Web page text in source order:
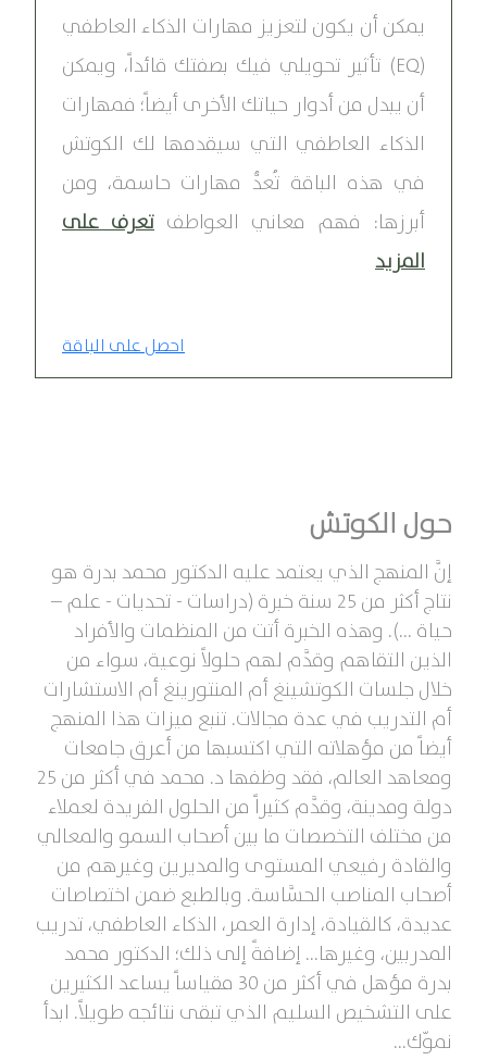
يمكن أن يكون لتعزيز مهارات الذكاء العاطفي
(EQ) تأثير تحويلي فيك بصفتك قائداً، ويمكن
أن يبدل من أدوار حياتك الأخرى أيضاً؛ فمهارات
الذكاء العاطفي التي سيقدمها لك الكوتش
في هذه الباقة تُعدُّ مهارات حاسمة، ومن
أبرزها: فهم معاني العواطف تعرف على
المزيد
احصل على الباقة
حول الكوتش
إنَّ المنهج الذي يعتمد عليه الدكتور محمد بدرة هو
نتاج أكثر من 25 سنة خبرة (دراسات - تحديات - علم –
حياة ...). وهذه الخبرة أتت من المنظمات والأفراد
الذين التقاهم وقدَّم لهم حلولاً نوعية، سواء من
خلال جلسات الكوتشينغ أم المنتورينغ أم الاستشارات
أم التدريب في عدة مجالات. تنبع ميزات هذا المنهج
أيضاً من مؤهلاته التي اكتسبها من أعرق جامعات
ومعاهد العالم، فقد وظفها د. محمد في أكثر من 25
دولة ومدينة، وقدَّم كثيراً من الحلول الفريدة لعملاء
من مختلف التخصصات ما بين أصحاب السمو والمعالي
والقادة رفيعي المستوى والمديرين وغيرهم من
أصحاب المناصب الحسَّاسة. وبالطبع ضمن اختصاصات
عديدة، كالقيادة، إدارة العمر، الذكاء العاطفي، تدريب
المدربين، وغيرها... إضافةً إلى ذلك؛ الدكتور محمد
بدرة مؤهل في أكثر من 30 مقياساً يساعد الكثيرين
على التشخيص السليم الذي تبقى نتائجه طويلاً. ابدأ
نموّك...